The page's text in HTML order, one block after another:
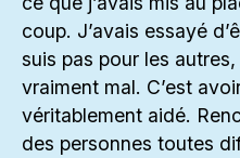
coup. J’avais essayé
suis pas pour les
vraiment mal. C’est
véritablement aidé.
des personnes toutes